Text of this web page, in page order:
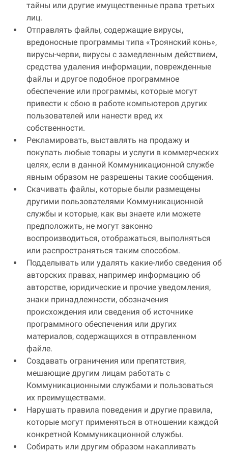
тайны или другие имущественные права третьих
лиц.
Отправлять файлы, содержащие вирусы,
вредоносные программы типа «Троянский конь»,
вирусы-черви, вирусы с замедленным действием,
средства удаления информации, поврежденные
файлы и другое подобное программное
обеспечение или программы, которые могут
привести к сбою в работе компьютеров других
пользователей или нанести вред их
собственности.
Рекламировать, выставлять на продажу и
покупать любые товары и услуги в коммерческих
целях, если в данной Коммуникационной службе
явным образом не разрешены такие сообщения.
Скачивать файлы, которые были размещены
другими пользователями Коммуникационной
службы и которые, как вы знаете или можете
предположить, не могут законно
воспроизводиться, отображаться, выполняться
или распространяться таким способом.
Подделывать или удалять какие-либо сведения об
авторских правах, например информацию об
авторстве, юридические и прочие уведомления,
знаки принадлежности, обозначения
происхождения или сведения об источнике
программного обеспечения или других
материалов, содержащихся в отправленном
файле.
Создавать ограничения или препятствия,
мешающие другим лицам работать с
Коммуникационными службами и пользоваться
их преимуществами.
Нарушать правила поведения и другие правила,
которые могут применяться в отношении каждой
конкретной Коммуникационной службы.
Собирать или другим образом накапливать